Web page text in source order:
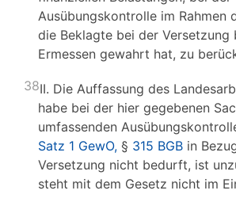
Ausübungskontrolle im Rahmen
die Beklagte bei der Versetzung
Ermessen gewahrt hat, zu
38II. Die Auffassung des
habe bei der hier gegebenen
umfassenden
Satz 1 GewO, § 315 BGB in
Versetzung nicht bedurft, ist
steht mit dem Gesetz nicht im